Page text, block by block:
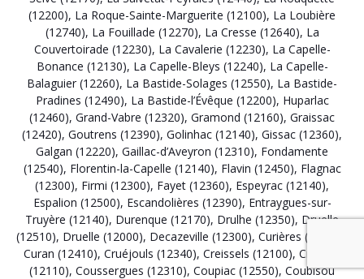
(12200), La Roque-Sainte-Marguerite (12100), La Loubière
(12740), La Fouillade (12270), La Cresse (12640), La
Couvertoirade (12230), La Cavalerie (12230), La Capelle-
Bonance (12130), La Capelle-Bleys (12240), La Capelle-
Balaguier (12260), La Bastide-Solages (12550), La Bastide-
Pradines (12490), La Bastide-l’Évêque (12200), Huparlac
(12460), Grand-Vabre (12320), Gramond (12160), Graissac
(12420), Goutrens (12390), Golinhac (12140), Gissac (12360),
Galgan (12220), Gaillac-d’Aveyron (12310), Fondamente
(12540), Florentin-la-Capelle (12140), Flavin (12450), Flagnac
(12300), Firmi (12300), Fayet (12360), Espeyrac (12140),
Espalion (12500), Escandolières (12390), Entraygues-sur-
Truyère (12140), Durenque (12170), Drulhe (12350), Druelle
(12510), Druelle (12000), Decazeville (12300), Curières (12210)
Curan (12410), Cruéjouls (12340), Creissels (12100), Cransac
(12110), Coussergues (12310), Coupiac (12550), Coubisou